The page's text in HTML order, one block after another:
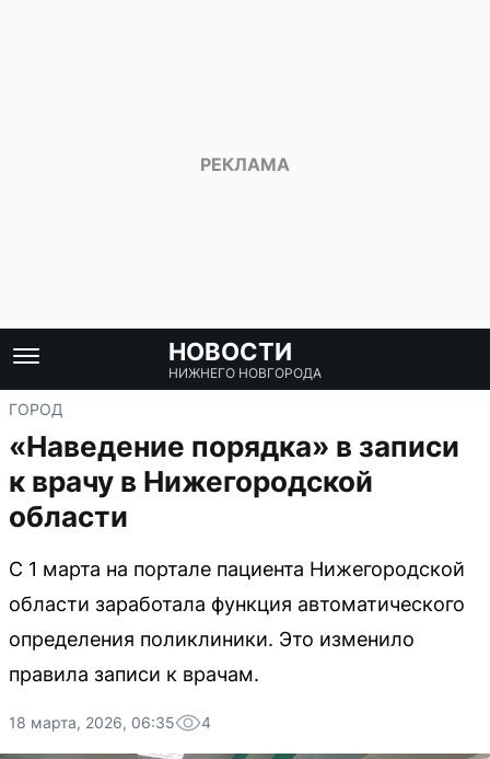
НОВОСТИ
НИЖНЕГО НОВГОРОДА
ГОРОД
«Наведение порядка» в записи
к врачу в Нижегородской
области
С 1 марта на портале пациента Нижегородской
области заработала функция автоматического
определения поликлиники. Это изменило
правила записи к врачам.
18 марта, 2026, 06:35 4